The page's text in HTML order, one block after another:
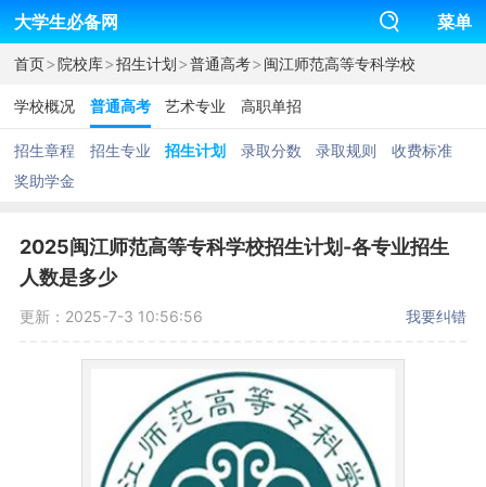
大学生必备网 菜单
首页>院校库>招生计划>普通高考>闽江师范高等专科学校
学校概况 普通高考 艺术专业 高职单招
招生章程 招生专业 招生计划 录取分数 录取规则
收费标准
奖助学金
2025闽江师范高等专科学校招生计划-各专业招生
人数是多少
更新：2025-7-3 10:56:56 我要纠错